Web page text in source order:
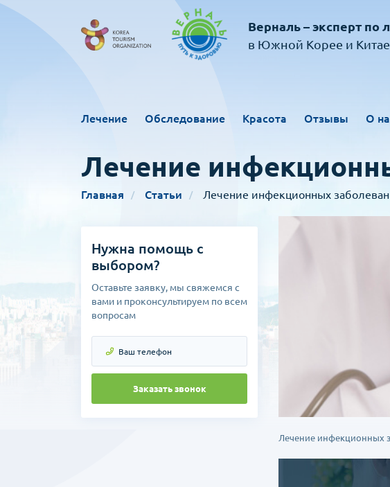
Верналь – эксперт по
в Южной Корее и Китае
Лечение Обследование Красота Отзывы О
Лечение
Главная Статьи Лечение инфекционных
Нужна помощь с
выбором?
Оставьте заявку, мы свяжемся с
вами и проконсультируем по всем
вопросам
Заказать звонок
Лечение инфекционных